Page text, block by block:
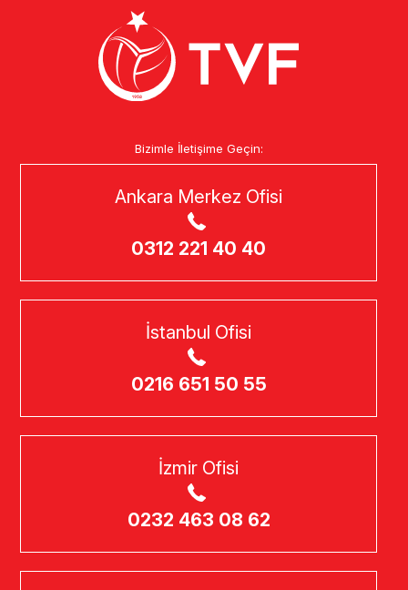
Bizimle İletişime Geçin:
Ankara Merkez Ofisi
0312 221 40 40
İstanbul Ofisi
0216 651 50 55
İzmir Ofisi
0232 463 08 62